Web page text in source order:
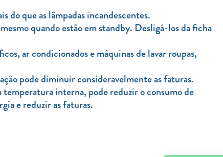
do que as lâmpadas incandescentes.
quando estão em standby. Desligá-los da ficha
ar condicionados e máquinas de lavar roupas,
pode diminuir consideravelmente as faturas.
interna, pode reduzir o consumo de
e reduzir as faturas.